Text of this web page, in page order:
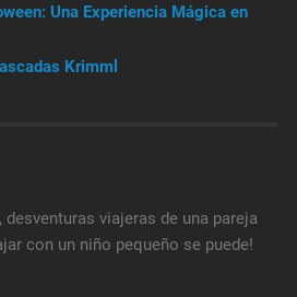
Una Experiencia Mágica en
Krimml
desventuras viajeras de una pareja
con un niño pequeño se puede!